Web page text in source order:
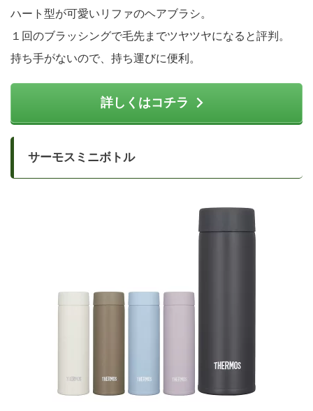
ハート型が可愛いリファのヘアブラシ。
１回のブラッシングで毛先までツヤツヤになると評判。
持ち手がないので、持ち運びに便利。
詳しくはコチラ
サーモスミニボトル